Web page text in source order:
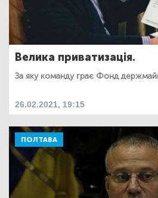
Велика приватизація.
За яку команду грає Фонд
26.02.2021, 19:15
ПОЛТАВА